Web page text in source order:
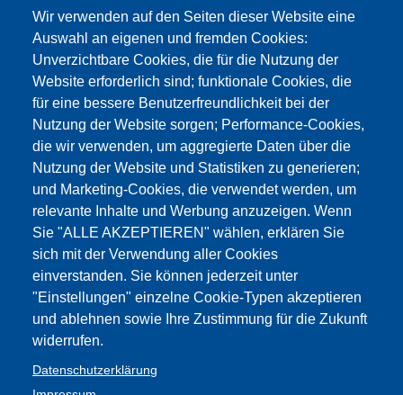
Wir verwenden auf den Seiten dieser Website eine
Auswahl an eigenen und fremden Cookies:
Unverzichtbare Cookies, die für die Nutzung der
Website erforderlich sind; funktionale Cookies, die
für eine bessere Benutzerfreundlichkeit bei der
Nutzung der Website sorgen; Performance-Cookies,
die wir verwenden, um aggregierte Daten über die
Nutzung der Website und Statistiken zu generieren;
und Marketing-Cookies, die verwendet werden, um
relevante Inhalte und Werbung anzuzeigen. Wenn
Sie "ALLE AKZEPTIEREN" wählen, erklären Sie
sich mit der Verwendung aller Cookies
einverstanden. Sie können jederzeit unter
"Einstellungen" einzelne Cookie-Typen akzeptieren
und ablehnen sowie Ihre Zustimmung für die Zukunft
widerrufen.
Datenschutzerklärung
Procedura abilitante A 023 ter
Auswahlverfahren
Beschluss Zuordnung der
Wettbewerbsklassen März 2017
Rundschreiben zu neuen
Wettbewerbsklassen 2016
Delibera Beschluss 1198/2016 Nuove
classi di concorso - neue
Wettbewerbsklassen
Wettbewerbsklassen Dekret Februar